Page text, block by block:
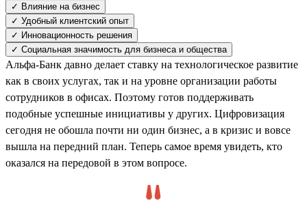
✓ Влияние на бизнес
✓ Удобный клиентский опыт
✓ Инновационность решения
✓ Социальная значимость для бизнеса и общества
Альфа-Банк давно делает ставку на технологическое развитие
как в своих услугах, так и на уровне организации работы
сотрудников в офисах. Поэтому готов поддерживать
подобные успешные инициативы у других. Цифровизация
сегодня не обошла почти ни один бизнес, а в кризис и вовсе
вышла на передний план. Теперь самое время увидеть, кто
оказался на передовой в этом вопросе.